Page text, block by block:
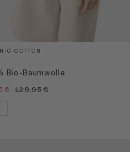
COTTON
Bio-Baumwolle
€ 129,95 €